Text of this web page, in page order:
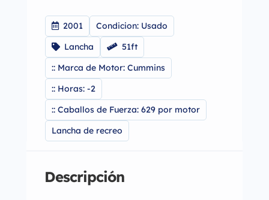
2001
Condicion: Usado
Lancha
51ft
:: Marca de Motor: Cummins
:: Horas: -2
:: Caballos de Fuerza: 629 por motor
Lancha de recreo
Descripción